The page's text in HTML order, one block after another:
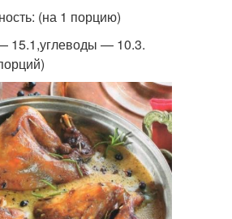
(на 1 порцию)
15.1,углеводы — 10.3.